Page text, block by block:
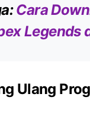
Cara
Legends
Ulang